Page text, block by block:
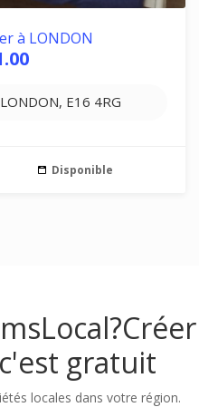
à LONDON
E16 4RG
Disponible
Créer
gratuit
locales dans votre région.